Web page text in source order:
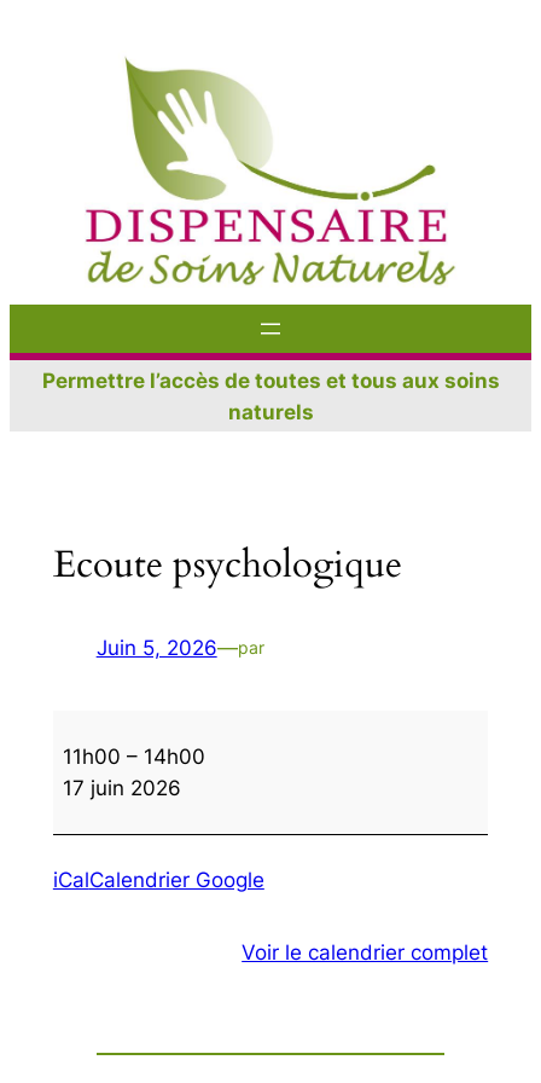
Permettre l’accès de toutes et tous aux soins
naturels
Ecoute psychologique
Juin 5, 2026—par
psychologique
11h00 – 14h00
17 juin 2026
iCalCalendrier Google
Voir le calendrier complet